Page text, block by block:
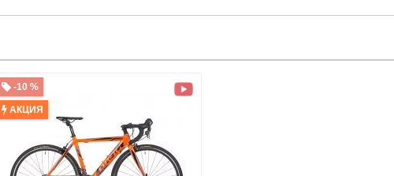
-10 %
АКЦИЯ